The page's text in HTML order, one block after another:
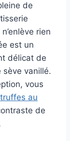
de
rien
est un
délicat de
vanillé.
vous
truffes au
de